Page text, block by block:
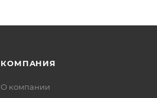
КОМПАНИЯ
О компании